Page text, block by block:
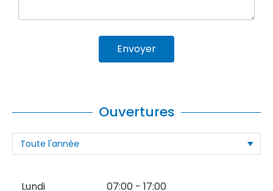
Envoyer
Ouvertures
Lundi 07:00 - 17:00